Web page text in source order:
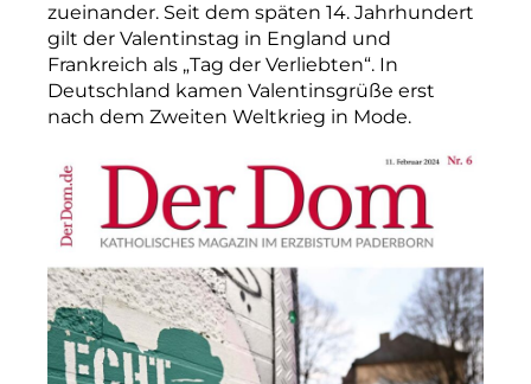
zueinander. Seit dem späten 14. Jahrhundert
gilt der Valentinstag in England und
Frankreich als „Tag der Verliebten“. In
Deutschland kamen Valentinsgrüße erst
nach dem Zweiten Weltkrieg in Mode.